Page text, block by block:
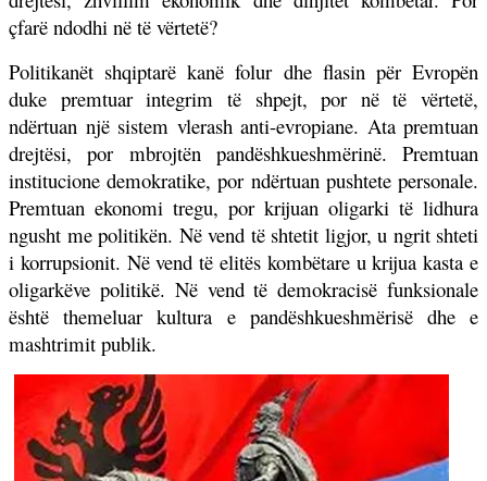
çfarë ndodhi në të vërtetë?
Politikanët shqiptarë kanë folur dhe flasin për Evropën
duke premtuar integrim të shpejt, por në të vërtetë,
ndërtuan një sistem vlerash anti-evropiane. Ata premtuan
drejtësi, por mbrojtën pandëshkueshmërinë. Premtuan
institucione demokratike, por ndërtuan pushtete personale.
Premtuan ekonomi tregu, por krijuan oligarki të lidhura
ngusht me politikën. Në vend të shtetit ligjor, u ngrit shteti
i korrupsionit. Në vend të elitës kombëtare u krijua kasta e
oligarkëve politikë. Në vend të demokracisë funksionale
është themeluar kultura e pandëshkueshmërisë dhe e
mashtrimit publik.